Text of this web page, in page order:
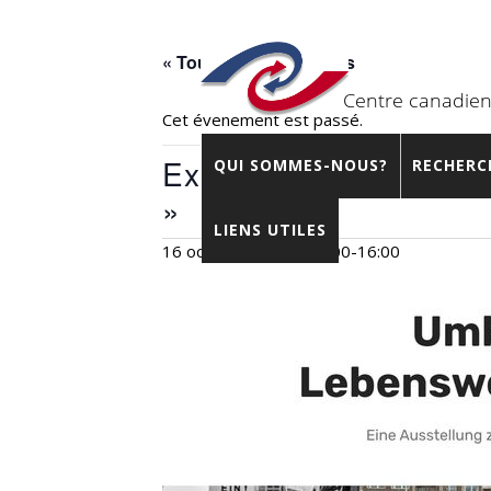
QUI SOMMES-NOUS?
LIENS UTILES
« Tous les Évènements
Cet évènement est passé.
Exposition «
»
16 octobre 2020 – 14:00-16:00